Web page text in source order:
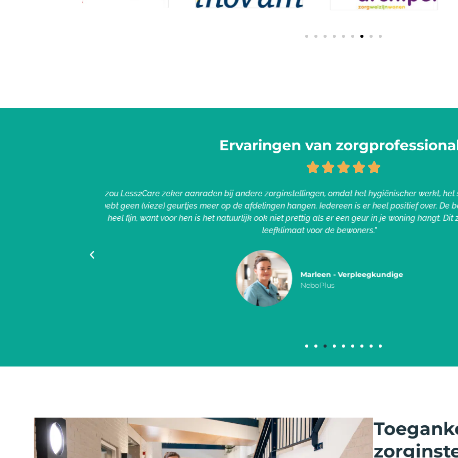
Ervaringen van
    
“Het concept van Less2Care zou ik zeker aanraden bij andere zorginstellingen en
en geur. Dat wordt allemaal veel minder. Ik kan er eigenlijk alleen maar
Conny Gubbels - Verzorgende IG en innovatie
Careyn